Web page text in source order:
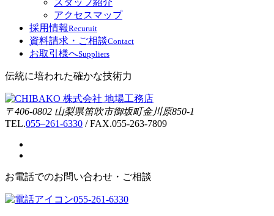
スタッフ紹介
アクセスマップ
採用情報Recuruit
資料請求・ご相談Contact
お取引様へSuppliers
伝統に培われた確かな技術力
〒406-0802 山梨県笛吹市御坂町金川原850-1
TEL.055–261-6330 / FAX.055-263-7809
お電話でのお問い合わせ・ご相談
055-261-6330